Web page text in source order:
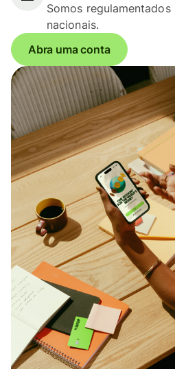
Somos
nacionais.
Abra uma conta